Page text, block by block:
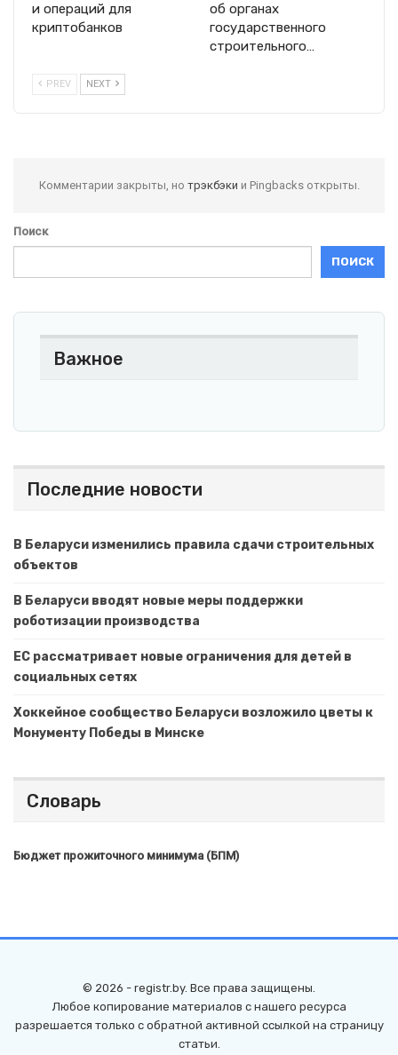
и операций для
криптобанков
об органах
государственного
строительного…
PREV NEXT
Комментарии закрыты, но трэкбэки и Pingbacks открыты.
Поиск
ПОИСК
Важное
Последние новости
В Беларуси изменились правила сдачи строительных
объектов
В Беларуси вводят новые меры поддержки
роботизации производства
ЕС рассматривает новые ограничения для детей в
социальных сетях
Хоккейное сообщество Беларуси возложило цветы к
Монументу Победы в Минске
Словарь
Бюджет прожиточного минимума (БПМ)
© 2026 - registr.by. Все права защищены.
Любое копирование материалов с нашего ресурса
разрешается только с обратной активной ссылкой на страницу
статьи.